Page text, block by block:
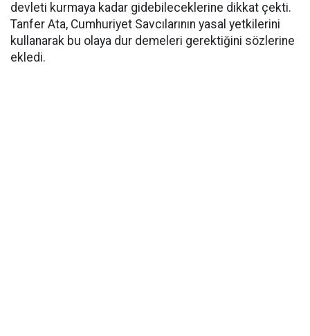
devleti kurmaya kadar gidebileceklerine dikkat çekti.
Tanfer Ata, Cumhuriyet Savcılarının yasal yetkilerini
kullanarak bu olaya dur demeleri gerektiğini sözlerine
ekledi.